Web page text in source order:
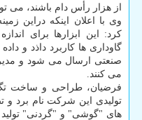
از هزار رأس دام باشند، می
کرد: این ابزارها برای
گاوداری ها کاربرد داذد و
صنعتی ارسال می شود و
می کنند.
فرضیان، طراحی و ساخت
تولیدی این شرکت نام برد
های "گوشی" و "گردنی" تولید